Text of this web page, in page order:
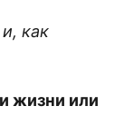
как
жизни или